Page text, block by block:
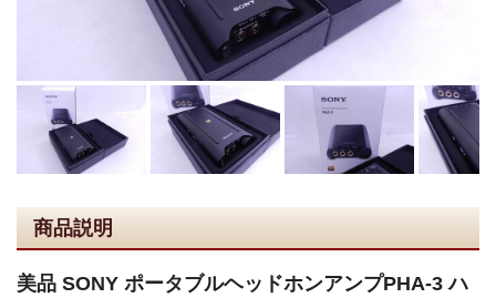
商品説明
美品 SONY ポータブルヘッドホンアンプPHA-3 ハ